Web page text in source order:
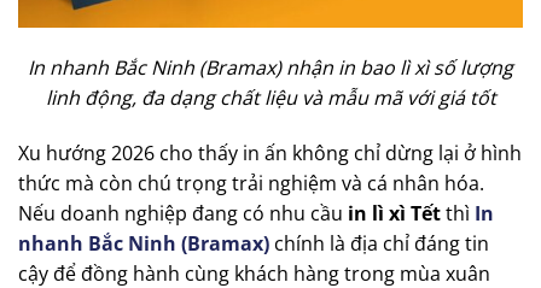
In nhanh Bắc Ninh (Bramax) nhận in bao lì xì số lượng
linh động, đa dạng chất liệu và mẫu mã với giá tốt
Xu hướng 2026 cho thấy in ấn không chỉ dừng lại ở hình
thức mà còn chú trọng trải nghiệm và cá nhân hóa.
Nếu doanh nghiệp đang có nhu cầu in lì xì Tếtthì In
nhanh Bắc Ninh (Bramax) chính là địa chỉ đáng tin
cậy để đồng hành cùng khách hàng trong mùa xuân